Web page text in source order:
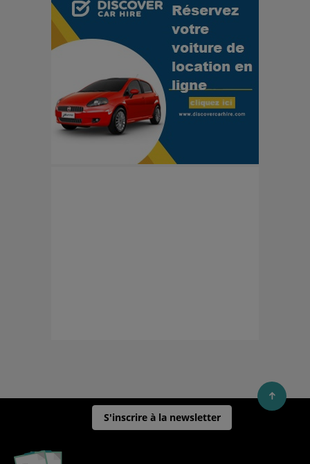
S'inscrire à la newsletter